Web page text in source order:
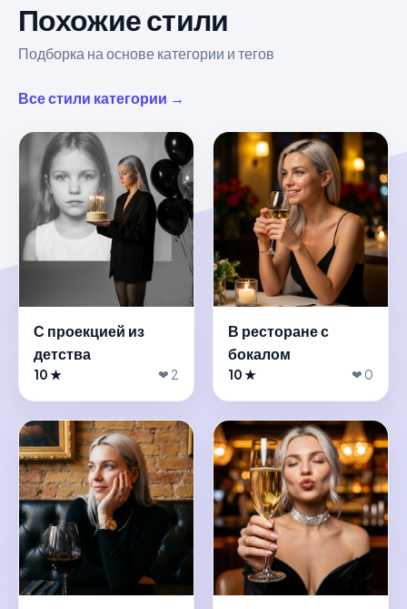
Похожие стили
Подборка на основе категории и тегов
Все стили категории →
С проекцией из
детства
10 ★ ❤ 2
В ресторане с
бокалом
10 ★ ❤ 0